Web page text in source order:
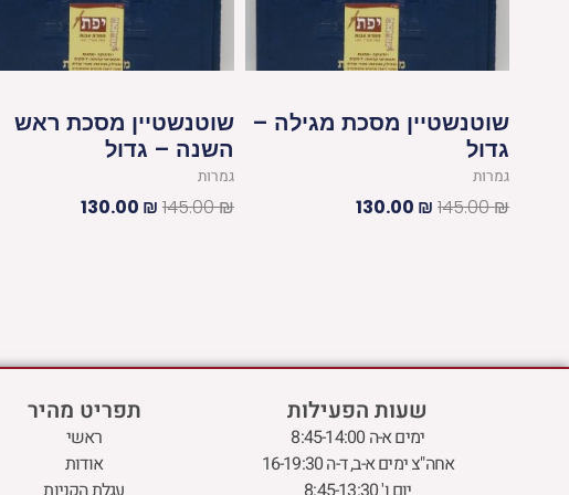
שוטנשטיין מסכת מגילה –
גדול
גמרות
145.00₪
130.00 ₪
שוטנשטיין מסכת ראש
השנה – גדול
גמרות
145.00₪
130.00 ₪
שעות הפעילות
ימים א-ה 8:45-14:00
אחה"צ ימים א-ב, ד-ה 16-19:30
תפריט מהיר
ראשי
אודות